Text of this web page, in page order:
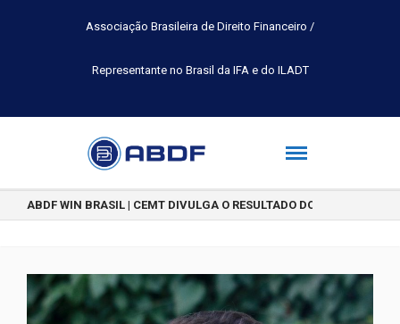
Associação Brasileira de Direito Financeiro /
Representante no Brasil da IFA e do ILADT
ABDF WIN BRASIL | CEMT DIVULGA O RESULTADO DO CONCURSO